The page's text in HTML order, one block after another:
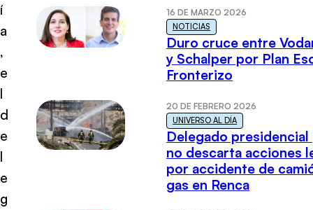
í
a
,
e
l
d
e
l
e
g
16 DE MARZO 2026
NOTICIAS
Duro cruce entre
y Schalper por Plan
Fronterizo
20 DE FEBRERO 2026
UNIVERSO AL DÍA
Delegado presidencial
no descarta acciones
por accidente de
gas en Renca